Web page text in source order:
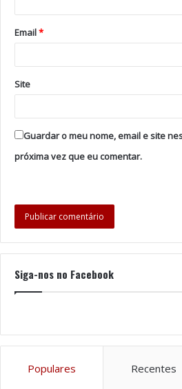
final do dia 02 de
Tags Bombeiros Eduardo Cabrita
Email*
Site
Guardar o meu nome, email e site
próxima vez que eu comentar.
Siga-nos no Facebook
Populares Recentes